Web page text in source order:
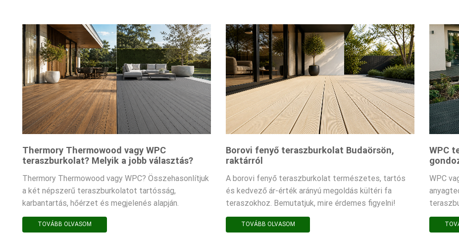
Thermory Thermowood vagy WPC
teraszburkolat? Melyik a jobb választás?
Thermory Thermowood vagy WPC? Összehasonlítjuk
a két népszerű teraszburkolatot tartósság,
karbantartás, hőérzet és megjelenés alapján.
TOVÁBB OLVASOM
Borovi fenyő teraszburkolat Budaörsön,
raktárról
A borovi fenyő teraszburkolat természetes, tartós
és kedvező ár-érték arányú megoldás kültéri fa
teraszokhoz. Bemutatjuk, mire érdemes figyelni!
TOVÁBB OLVASOM
WPC
WPC